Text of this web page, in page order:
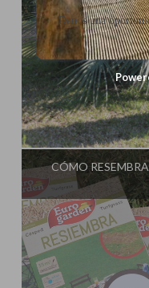
CÓMO
Danos una